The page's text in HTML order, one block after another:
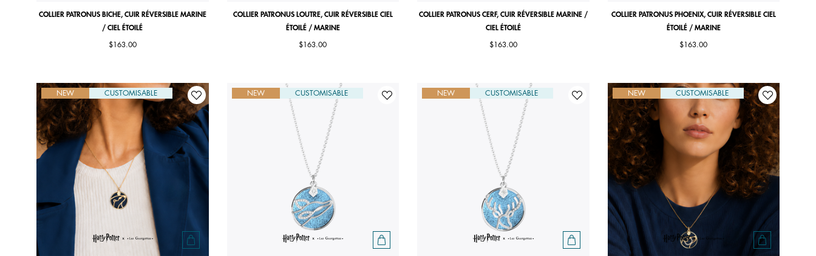
COLLIER PATRONUS BICHE, CUIR RÉVERSIBLE MARINE
/ CIEL ÉTOILÉ
$163.00
COLLIER PATRONUS LOUTRE, CUIR RÉVERSIBLE CIEL
ÉTOILÉ / MARINE
$163.00
COLLIER PATRONUS CERF, CUIR RÉVERSIBLE MARINE /
CIEL ÉTOILÉ
$163.00
COLLIER PATRONUS PHOENIX, CUIR RÉVERSIBLE CIEL
ÉTOILÉ / MARINE
$163.00
NEW CUSTOMISABLE NEW CUSTOMISABLE NEW CUSTOMISABLE NEW CUSTOMISABLE